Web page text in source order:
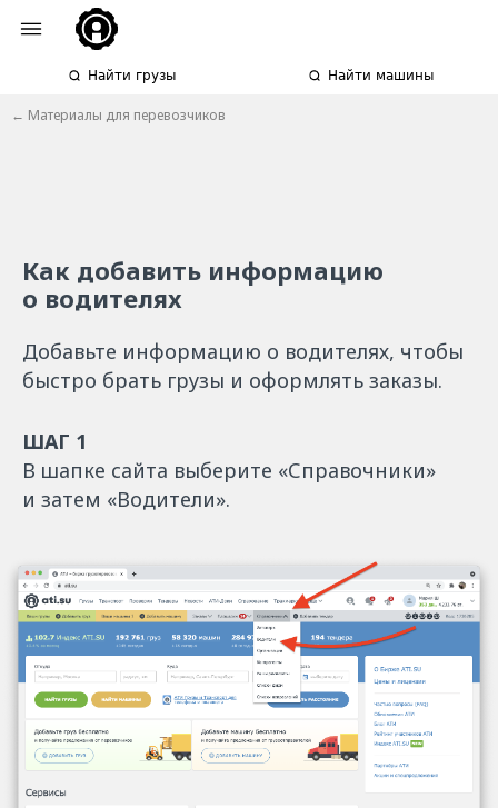
Найти грузы Найти машины
← Материалы для перевозчиков
Как добавить информацию
о водителях
Добавьте информацию о водителях, чтобы
быстро брать грузы и оформлять заказы.
ШАГ 1
В шапке сайта выберите «Справочники»
и затем «Водители».